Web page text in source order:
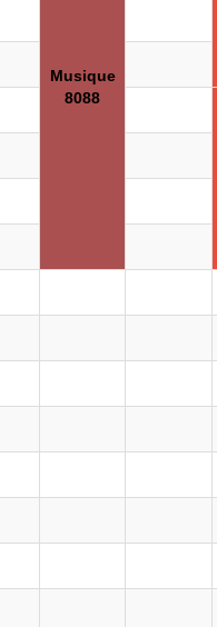
Musique
8088